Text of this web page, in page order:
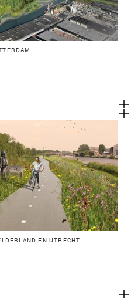
EN UTRECHT